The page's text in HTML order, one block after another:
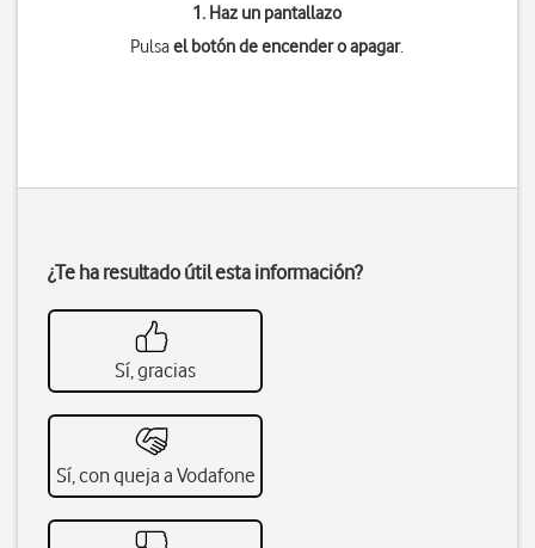
1. Haz un pantallazo
Pulsael botón de encender o apagar.
¿Te ha resultado útil esta información?
Sí, gracias
Sí, con queja a Vodafone